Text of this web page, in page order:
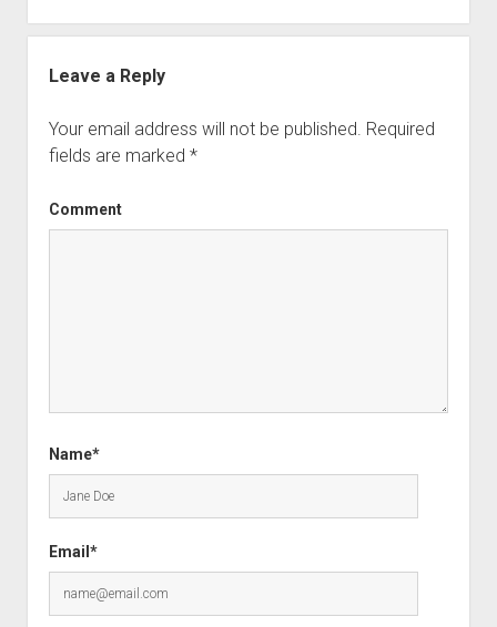
Leave a Reply
Your email address will not be published. Required
fields are marked *
Comment
Name*
Email*